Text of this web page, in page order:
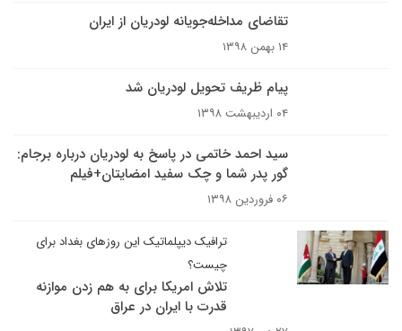
تقاضای مداخله‌جویانه لودریان از ایران
۱۴ بهمن ۱۳۹۸
پیام ظریف تحویل لودریان شد
۰۴ اردیبهشت ۱۳۹۸
سید احمد خاتمی در پاسخ به لودریان درباره برجام:
گور پدر شما و چک سفید امضایتان+فیلم
۰۶ فروردین ۱۳۹۸
ترافیک دیپلماتیک این روزهای بغداد برای
چیست؟
تلاش امریکا برای به هم زدن موازنه
قدرت با ایران در عراق